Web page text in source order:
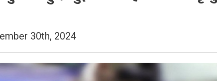
30th, 2024